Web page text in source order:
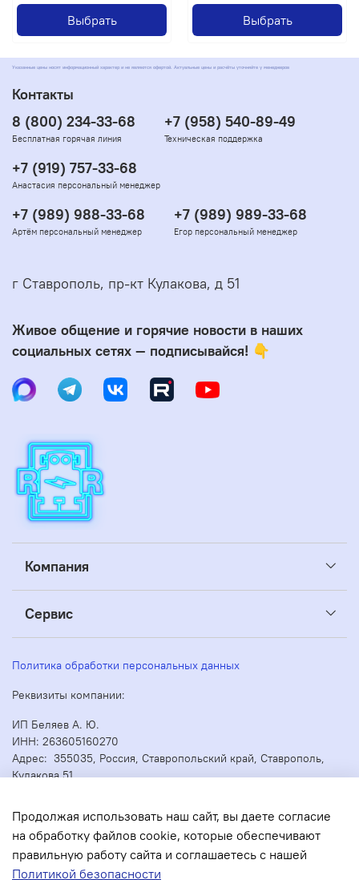
Выбрать Выбрать
Указанные цены носят информационный характер и не являются офертой. Актуальные цены и расчёты уточняйте у менеджеров
Компания
Сервис
Контакты
8 (800) 234-33-68
Бесплатная горячая линия
+7 (958) 540-89-49
Техническая поддержка
+7 (919) 757-33-68
Анастасия персональный менеджер
+7 (989) 988-33-68
Артём персональный менеджер
+7 (989) 989-33-68
Егор персональный менеджер
г Ставрополь, пр-кт Кулакова, д 51
Живое общение и горячие новости в наших
социальных сетях — подписывайся! 👇
Политика обработки персональных данных
Реквизиты компании:
ИП Беляев А. Ю.
ИНН: 263605160270
Адрес: 355035, Россия, Ставропольский край, Ставрополь,
Кулакова 51
Продолжая использовать наш сайт, вы даете согласие
на обработку файлов cookie, которые обеспечивают
правильную работу сайта и соглашаетесь с нашей
Политикой безопасности